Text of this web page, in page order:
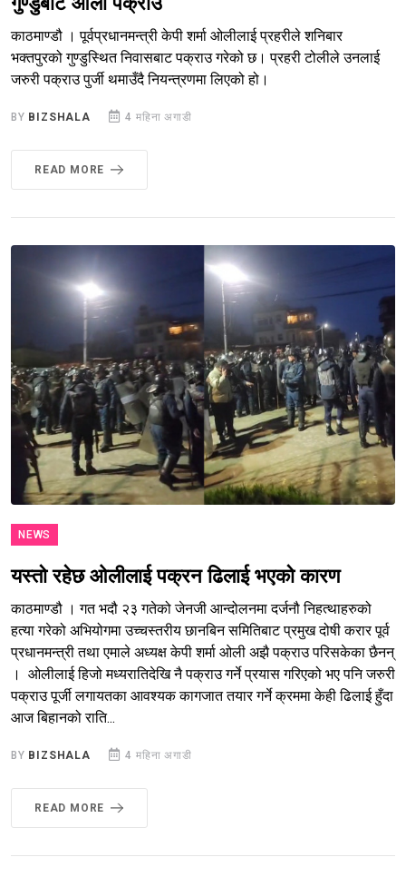
काठमाण्डौ । पूर्वप्रधानमन्त्री केपी शर्मा ओलीलाई प्रहरीले शनिबार
भक्तपुरको गुण्डुस्थित निवासबाट पक्राउ गरेको छ। प्रहरी टोलीले उनलाई
जरुरी पक्राउ पुर्जी थमाउँदै नियन्त्रणमा लिएको हो।
BY BIZSHALA 4 महिना अगाडी
READ MORE
NEWS
यस्तो रहेछ ओलीलाई पक्रन ढिलाई भएको कारण
काठमाण्डौ । गत भदौ २३ गतेको जेनजी आन्दोलनमा दर्जनौ निहत्थाहरुको
हत्या गरेको अभियोगमा उच्चस्तरीय छानबिन समितिबाट प्रमुख दोषी करार पूर्व
प्रधानमन्त्री तथा एमाले अध्यक्ष केपी शर्मा ओली अझै पक्राउ परिसकेका छैनन्
। ओलीलाई हिजो मध्यरातिदेखि नै पक्राउ गर्ने प्रयास गरिएको भए पनि जरुरी
पक्राउ पूर्जी लगायतका आवश्यक कागजात तयार गर्ने क्रममा केही ढिलाई हुँदा
आज बिहानको राति...
BY BIZSHALA 4 महिना अगाडी
READ MORE